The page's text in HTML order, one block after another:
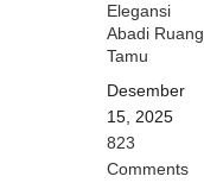
Elegansi
Abadi Ruang
Tamu
Desember
15, 2025
823
Comments